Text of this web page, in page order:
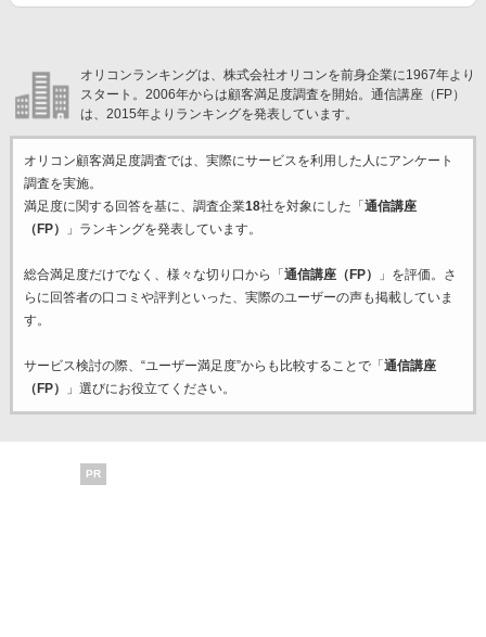
オリコンランキングは、株式会社オリコンを前身企業に1967年より
スタート。2006年からは顧客満足度調査を開始。通信講座（FP）
は、2015年よりランキングを発表しています。
オリコン顧客満足度調査では、実際にサービスを利用した 人にアンケート
調査を実施。
満足度に関する回答を基に、調査企業18社を対象にした「 通信講座
（FP）
」ランキングを発表しています。
総合満足度だけでなく、様々な切り口から「 通信講座（FP）
」を評価。さ
らに回答者の口コミや評判といった、実際のユーザーの声も掲載していま
す。
サービス検討の際、“ユーザー満足度”からも比較することで「 通信講座
（FP）
」選びにお役立てください。
PR